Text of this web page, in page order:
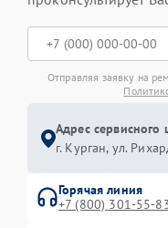
Отправляя заявку на
Адрес сервисного
г. Курган, ул.
Горячая линия
+7 (800) 301-55-